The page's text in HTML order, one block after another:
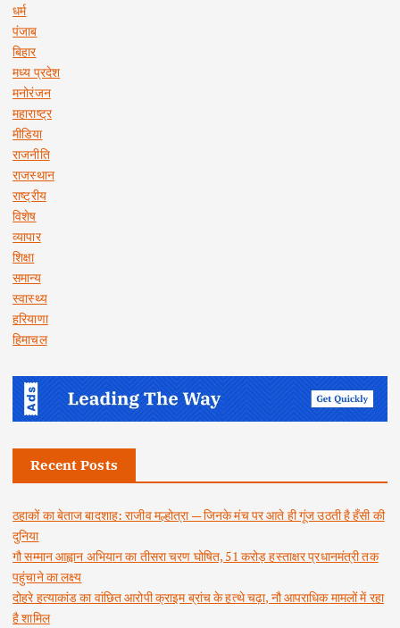
धर्म
पंजाब
बिहार
मध्य प्रदेश
मनोरंजन
महाराष्ट्र
मीडिया
राजनीति
राजस्थान
राष्ट्रीय
विशेष
व्यापार
शिक्षा
समान्य
स्वास्थ्य
हरियाणा
हिमाचल
Recent Posts
ठहाकों का बेताज बादशाह: राजीव मल्होत्रा — जिनके मंच पर आते ही गूंज उठती है हँसी की
दुनिया
गौ सम्मान आह्वान अभियान का तीसरा चरण घोषित, 51 करोड़ हस्ताक्षर प्रधानमंत्री तक
पहुंचाने का लक्ष्य
दोहरे हत्याकांड का वांछित आरोपी क्राइम ब्रांच के हत्थे चढ़ा, नौ आपराधिक मामलों में रहा
है शामिल